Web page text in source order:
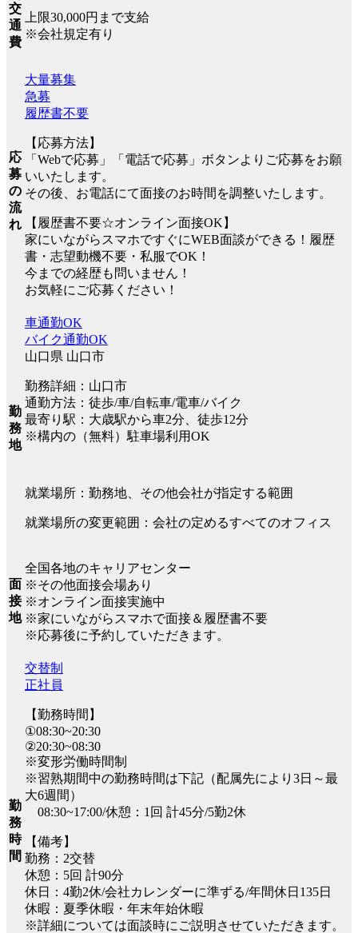
交
通
費
上限30,000円まで支給
※会社規定有り
応
募
の
流
れ
大量募集
急募
履歴書不要
【応募方法】
「Webで応募」「電話で応募」ボタンよりご応募をお願
いいたします。
その後、お電話にて面接のお時間を調整いたします。
【履歴書不要☆オンライン面接OK】
家にいながらスマホですぐにWEB面談ができる！履歴
書・志望動機不要・私服でOK！
今までの経歴も問いません！
お気軽にご応募ください！
勤
務
地
車通勤OK
バイク通勤OK
山口県 山口市
勤務詳細：山口市
通勤方法：徒歩/車/自転車/電車/バイク
最寄り駅：大歳駅から車2分、徒歩12分
※構内の（無料）駐車場利用OK
就業場所：勤務地、その他会社が指定する範囲
就業場所の変更範囲：会社の定めるすべてのオフィス
面
接
地
全国各地のキャリアセンター
※その他面接会場あり
※オンライン面接実施中
※家にいながらスマホで面接＆履歴書不要
※応募後に予約していただきます。
勤
務
時
間
交替制
正社員
【勤務時間】
①08:30~20:30
②20:30~08:30
※変形労働時間制
※習熟期間中の勤務時間は下記（配属先により3日～最
大6週間）
08:30~17:00/休憩：1回 計45分/5勤2休
【備考】
勤務：2交替
休憩：5回 計90分
休日：4勤2休/会社カレンダーに準ずる/年間休日135日
休暇：夏季休暇・年末年始休暇
※詳細については面談時にご説明させていただきます。